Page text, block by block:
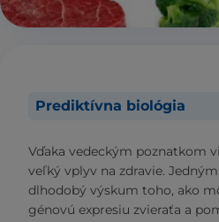
Prediktívna biológia
Vďaka vedeckým poznatkom
veľký vplyv na zdravie.
dlhodobý výskum toho, ako
génovú expresiu zvieraťa a